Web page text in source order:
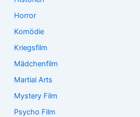
Horror
Komödie
Kriegsfilm
Mädchenfilm
Martial Arts
Mystery Film
Psycho Film